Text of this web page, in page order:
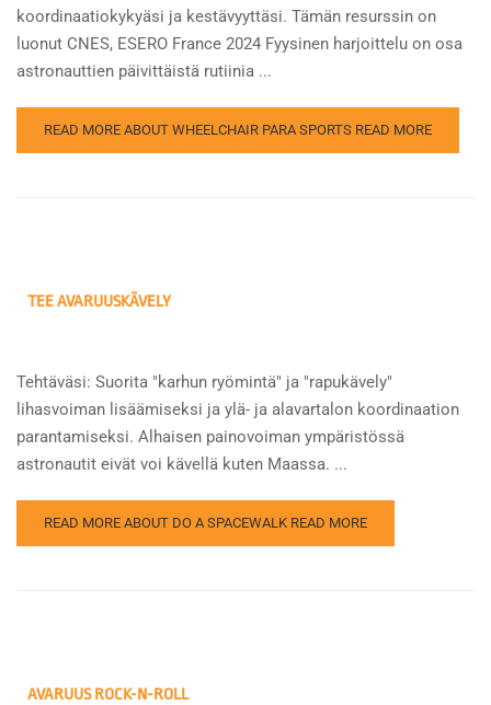
koordinaatiokykyäsi ja kestävyyttäsi. Tämän resurssin on
luonut CNES, ESERO France 2024 Fyysinen harjoittelu on osa
astronauttien päivittäistä rutiinia ...
READ MORE ABOUT WHEELCHAIR PARA SPORTS READ MORE
TEE AVARUUSKÄVELY
Tehtäväsi: Suorita "karhun ryömintä" ja "rapukävely"
lihasvoiman lisäämiseksi ja ylä- ja alavartalon koordinaation
parantamiseksi. Alhaisen painovoiman ympäristössä
astronautit eivät voi kävellä kuten Maassa. ...
READ MORE ABOUT DO A SPACEWALK READ MORE
AVARUUS ROCK-N-ROLL